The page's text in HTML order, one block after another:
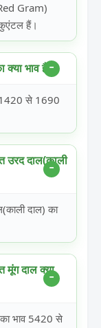
Gram)
हैं।
भाव है?
से 1690
दाल(काली
दाल) का
दाल क्या
भाव 5420 से